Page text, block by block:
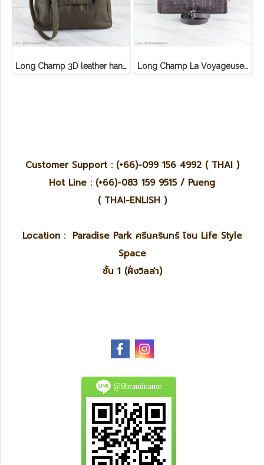
Long Champ 3D leather handbag Long Champ La Voyageuse Bag Leather
Customer Support : (+66)-099 156 4992 ( THAI )
Hot Line : (+66)-083 159 9515 / Pueng
( THAI-ENLISH )
Location : Paradise Park ศรีนครินทร์ โซน Life Style
Space
ชั้น 1 (ฝั่งวิลล่า)
@9brandname